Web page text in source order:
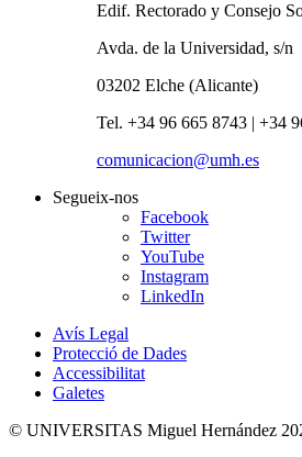
Edif. Rectorado y Consejo
Avda. de la Universidad, s/n
03202 Elche (Alicante)
Tel. +34 96 665 8743 | +34
comunicacion@umh.es
Segueix-nos
Facebook
Twitter
YouTube
Instagram
LinkedIn
Avís Legal
Protecció de Dades
Accessibilitat
Galetes
© UNIVERSITAS Miguel Hernández